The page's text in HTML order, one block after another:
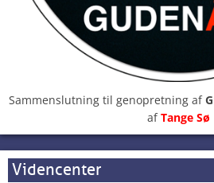
Sammenslutning til genopretning af
afTange Sø
Videncenter